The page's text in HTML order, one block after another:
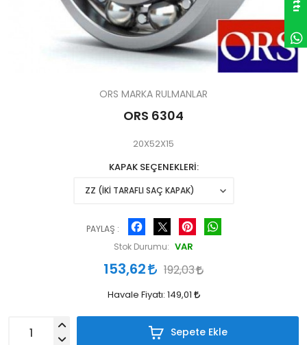
ORS MARKA RULMANLAR
ORS 6304
20X52X15
KAPAK SEÇENEKLERİ
PAYLAŞ :
Facebook Pinterest
Stok Durumu: VAR
153,62 192,03
Havale Fiyatı: 149,01
Sepete Ekle